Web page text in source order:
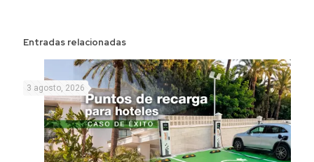
Entradas relacionadas
3 agosto, 2026